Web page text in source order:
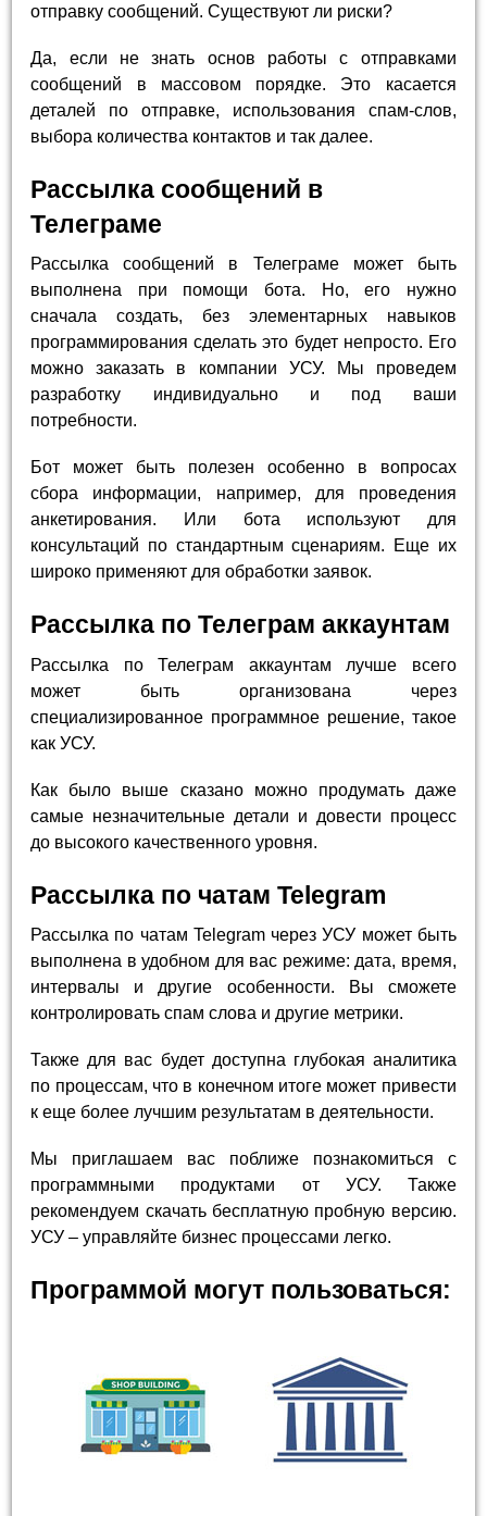
отправку сообщений. Существуют ли риски?
Да, если не знать основ работы с отправками
сообщений в массовом порядке. Это касается
деталей по отправке, использования спам-слов,
выбора количества контактов и так далее.
Рассылка сообщений в
Телеграме
Рассылка сообщений в Телеграме может быть
выполнена при помощи бота. Но, его нужно
сначала создать, без элементарных навыков
программирования сделать это будет непросто. Его
можно заказать в компании УСУ. Мы проведем
разработку индивидуально и под ваши
потребности.
Бот может быть полезен особенно в вопросах
сбора информации, например, для проведения
анкетирования. Или бота используют для
консультаций по стандартным сценариям. Еще их
широко применяют для обработки заявок.
Рассылка по Телеграм аккаунтам
Рассылка по Телеграм аккаунтам лучше всего
может быть организована через
специализированное программное решение, такое
как УСУ.
Как было выше сказано можно продумать даже
самые незначительные детали и довести процесс
до высокого качественного уровня.
Рассылка по чатам Telegram
Рассылка по чатам Telegram через УСУ может быть
выполнена в удобном для вас режиме: дата, время,
интервалы и другие особенности. Вы сможете
контролировать спам слова и другие метрики.
Также для вас будет доступна глубокая аналитика
по процессам, что в конечном итоге может привести
к еще более лучшим результатам в деятельности.
Мы приглашаем вас поближе познакомиться с
программными продуктами от УСУ. Также
рекомендуем скачать бесплатную пробную версию.
УСУ – управляйте бизнес процессами легко.
Программой могут пользоваться: